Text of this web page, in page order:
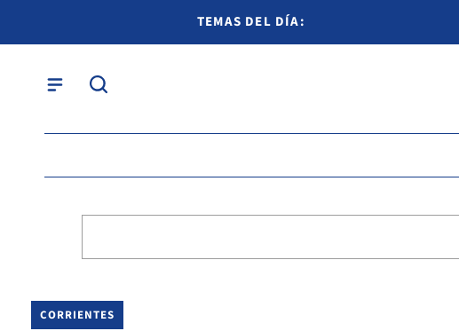
TEMAS DEL DÍA:
CORRIENTES